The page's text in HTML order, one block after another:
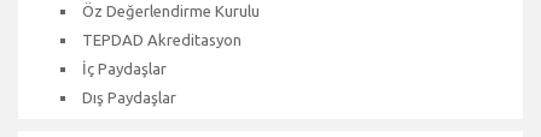
Öz Değerlendirme Kurulu
TEPDAD Akreditasyon
İç Paydaşlar
Dış Paydaşlar